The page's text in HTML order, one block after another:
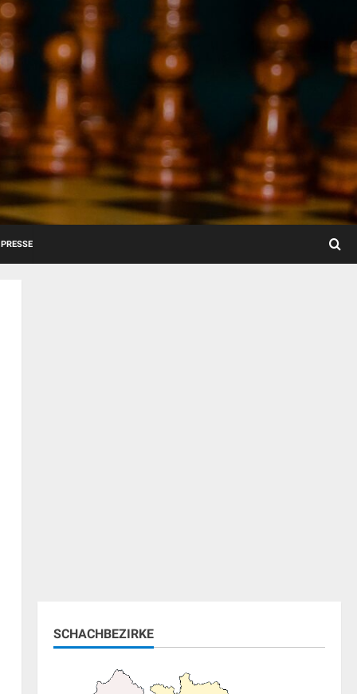
PRESSE
SCHACHBEZIRKE